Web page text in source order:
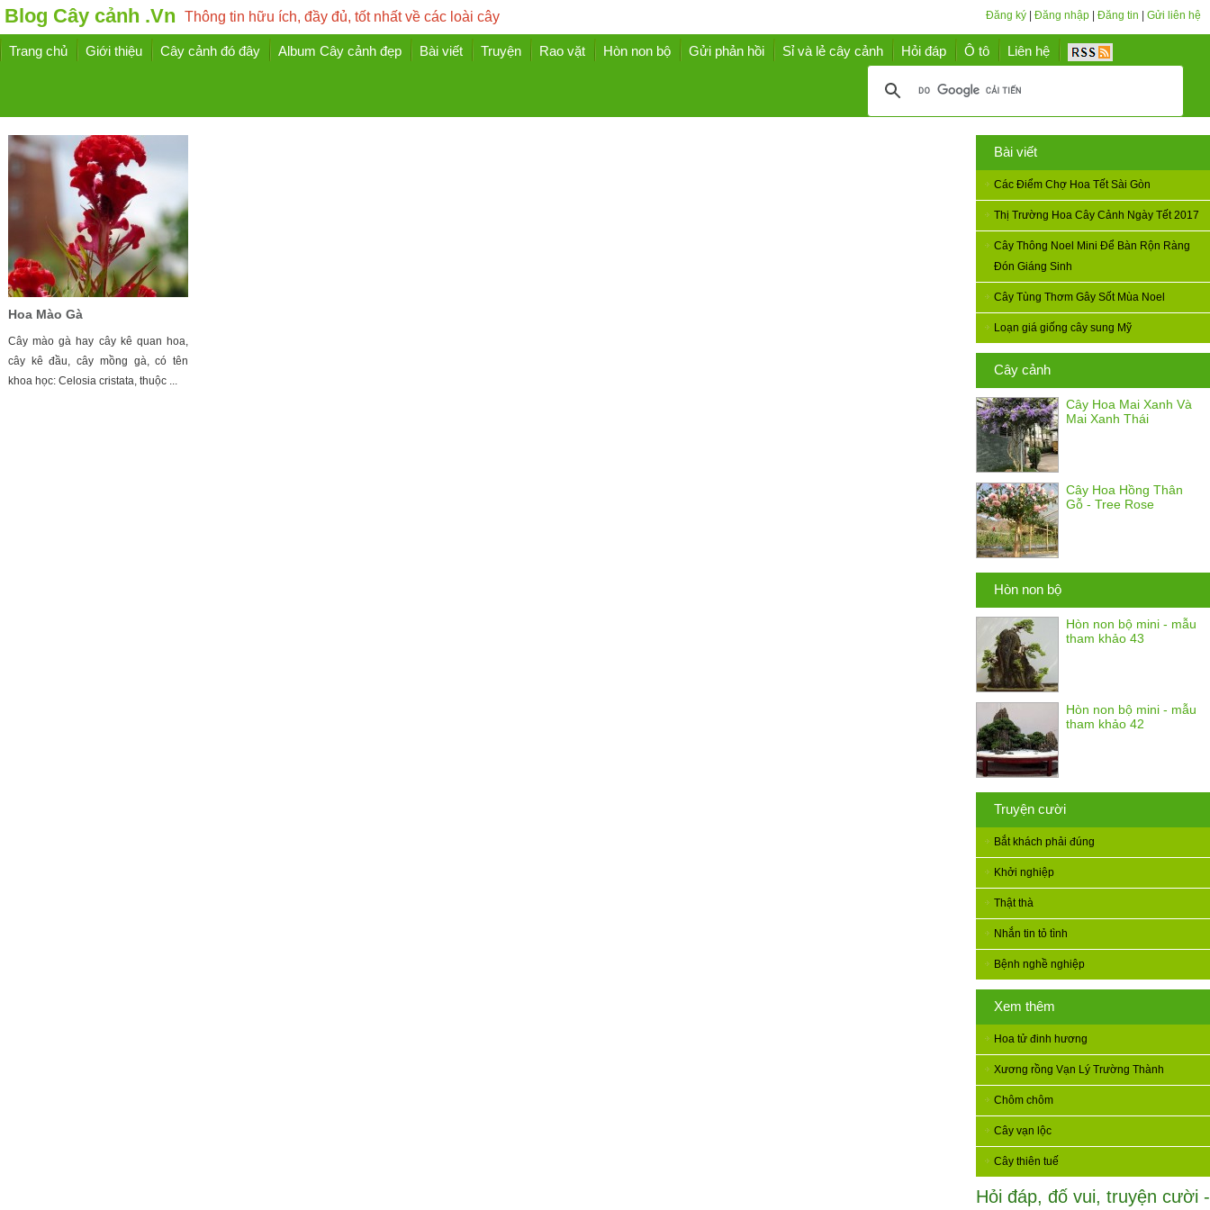
Blog Cây cảnh .Vn Thông tin hữu ích, đầy đủ, tốt nhất về các loài cây Đăng ký Đăng nhập Đăng tin Gửi liên hệ
Trang chủ Giới thiệu Cây cảnh đó đây Album Cây cảnh đẹp Bài viết Truyện Rao vặt Hòn non bộ Gửi phản hồi Sỉ và lẻ cây cảnh Hỏi đáp Ô tô Liên hệ
Bài viết
Các Điểm Chợ Hoa Tết Sài Gòn
Thị Trường Hoa Cây Cảnh Ngày Tết 2017
Cây Thông Noel Mini Để Bàn Rộn Ràng
Đón Giáng Sinh
Cây Tùng Thơm Gây Sốt Mùa Noel
Loạn giá giống cây sung Mỹ
Cây cảnh
Cây Hoa Mai Xanh Và
Mai Xanh Thái
Cây Hoa Hồng Thân
Gỗ - Tree Rose
Hòn non bộ
Hòn non bộ mini - mẫu
tham khảo 43
Hòn non bộ mini - mẫu
tham khảo 42
Truyện cười
Bắt khách phải đúng
Khởi nghiệp
Thật thà
Nhắn tin tỏ tình
Bệnh nghề nghiệp
Xem thêm
Hoa tử đinh hương
Xương rồng Vạn Lý Trường Thành
Chôm chôm
Cây vạn lộc
Cây thiên tuế
Hỏi đáp, đố vui, truyện cười -
Hoa Mào Gà
Cây mào gà hay cây kê quan hoa,
cây kê đầu, cây mồng gà, có tên
khoa học: Celosia cristata, thuộc ...